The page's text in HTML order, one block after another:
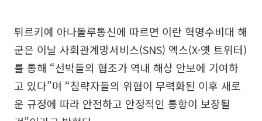
튀르키예 아나돌루통신에 따르면 이란 혁명수비대 해
군은 이날 사회관계망서비스(SNS) 엑스(X·옛 트위터)
를 통해 “선박들의 협조가 역내 해상 안보에 기여하
고 있다”며 “침략자들의 위협이 무력화된 이후 새로
운 규정에 따라 안전하고 안정적인 통항이 보장될